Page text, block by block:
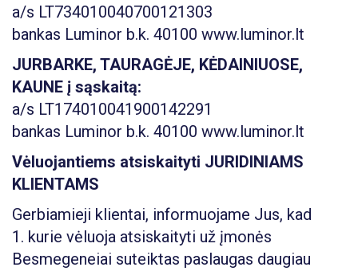
a/s LT734010040700121303
bankas Luminor b.k. 40100 www.luminor.lt
JURBARKE, TAURAGĖJE, KĖDAINIUOSE,
KAUNE į sąskaitą:
a/s LT174010041900142291
bankas Luminor b.k. 40100 www.luminor.lt
Vėluojantiems atsiskaityti JURIDINIAMS
KLIENTAMS
Gerbiamieji klientai, informuojame Jus, kad
1. kurie vėluoja atsiskaityti už įmonės
Besmegeneiai suteiktas paslaugas daugiau